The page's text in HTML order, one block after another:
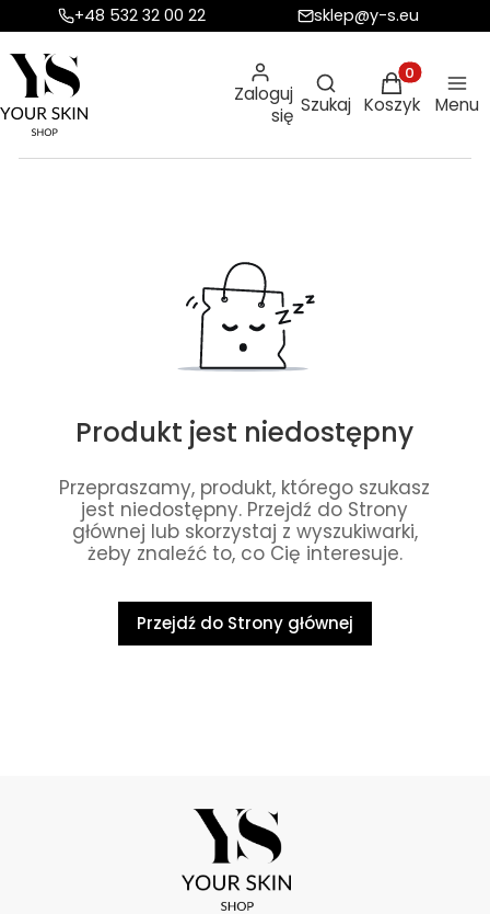
+48 532 32 00 22 sklep@y-s.eu
Zaloguj
się
Otwórz
Szukaj
Produkty w
Koszyk Menu
Produkt jest niedostępny
Przepraszamy, produkt, którego szukasz
jest niedostępny. Przejdź do Strony
głównej lub skorzystaj z wyszukiwarki,
żeby znaleźć to, co Cię interesuje.
Przejdź do Strony głównej